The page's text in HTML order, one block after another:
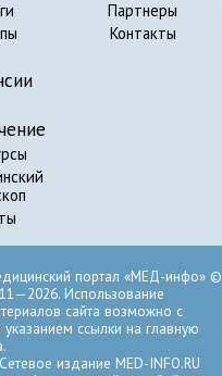
Партнеры
Контакты
портал «МЕД-инфо» ©
Использование
сайта возможно с
ссылки на главную
издание MED-INFO.RU